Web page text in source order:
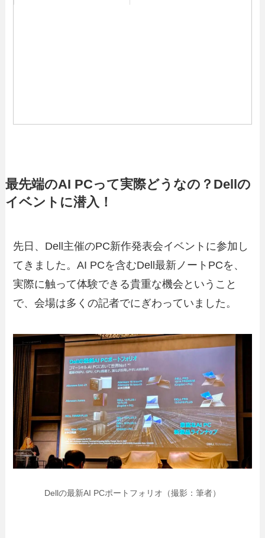
最先端のAI PCって実際どうなの？Dellの
イベントに潜入！
先日、Dell主催のPC新作発表会イベントに参加し
てきました。AI PCを含むDell最新ノートPCを、
実際に触って体験できる貴重な機会ということ
で、会場は多くの記者でにぎわっていました。
Dellの最新AI PCポートフォリオ（撮影：筆者）